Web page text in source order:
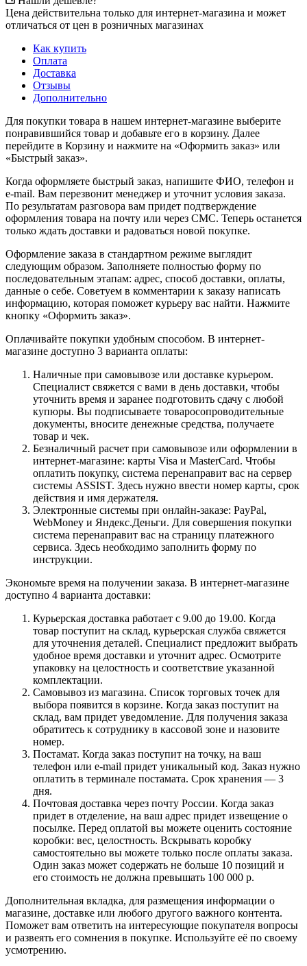
Цена действительна только для интернет-магазина и может
отличаться от цен в розничных магазинах
Как купить
Оплата
Доставка
Отзывы
Дополнительно
Для покупки товара в нашем интернет-магазине выберите
понравившийся товар и добавьте его в корзину. Далее
перейдите в Корзину и нажмите на «Оформить заказ» или
«Быстрый заказ».
Когда оформляете быстрый заказ, напишите ФИО, телефон и
e-mail. Вам перезвонит менеджер и уточнит условия заказа.
По результатам разговора вам придет подтверждение
оформления товара на почту или через СМС. Теперь останется
только ждать доставки и радоваться новой покупке.
Оформление заказа в стандартном режиме выглядит
следующим образом. Заполняете полностью форму по
последовательным этапам: адрес, способ доставки, оплаты,
данные о себе. Советуем в комментарии к заказу написать
информацию, которая поможет курьеру вас найти. Нажмите
кнопку «Оформить заказ».
Оплачивайте покупки удобным способом. В интернет-
магазине доступно 3 варианта оплаты:
Наличные при самовывозе или доставке курьером.
Специалист свяжется с вами в день доставки, чтобы
уточнить время и заранее подготовить сдачу с любой
купюры. Вы подписываете товаросопроводительные
документы, вносите денежные средства, получаете
товар и чек.
Безналичный расчет при самовывозе или оформлении в
интернет-магазине: карты Visa и MasterCard. Чтобы
оплатить покупку, система перенаправит вас на сервер
системы ASSIST. Здесь нужно ввести номер карты, срок
действия и имя держателя.
Электронные системы при онлайн-заказе: PayPal,
WebMoney и Яндекс.Деньги. Для совершения покупки
система перенаправит вас на страницу платежного
сервиса. Здесь необходимо заполнить форму по
инструкции.
Экономьте время на получении заказа. В интернет-магазине
доступно 4 варианта доставки:
Курьерская доставка работает с 9.00 до 19.00. Когда
товар поступит на склад, курьерская служба свяжется
для уточнения деталей. Специалист предложит выбрать
удобное время доставки и уточнит адрес. Осмотрите
упаковку на целостность и соответствие указанной
комплектации.
Самовывоз из магазина. Список торговых точек для
выбора появится в корзине. Когда заказ поступит на
склад, вам придет уведомление. Для получения заказа
обратитесь к сотруднику в кассовой зоне и назовите
номер.
Постамат. Когда заказ поступит на точку, на ваш
телефон или e-mail придет уникальный код. Заказ нужно
оплатить в терминале постамата. Срок хранения — 3
дня.
Почтовая доставка через почту России. Когда заказ
придет в отделение, на ваш адрес придет извещение о
посылке. Перед оплатой вы можете оценить состояние
коробки: вес, целостность. Вскрывать коробку
самостоятельно вы можете только после оплаты заказа.
Один заказ может содержать не больше 10 позиций и
его стоимость не должна превышать 100 000 р.
Дополнительная вкладка, для размещения информации о
магазине, доставке или любого другого важного контента.
Поможет вам ответить на интересующие покупателя вопросы
и развеять его сомнения в покупке. Используйте её по своему
усмотрению.